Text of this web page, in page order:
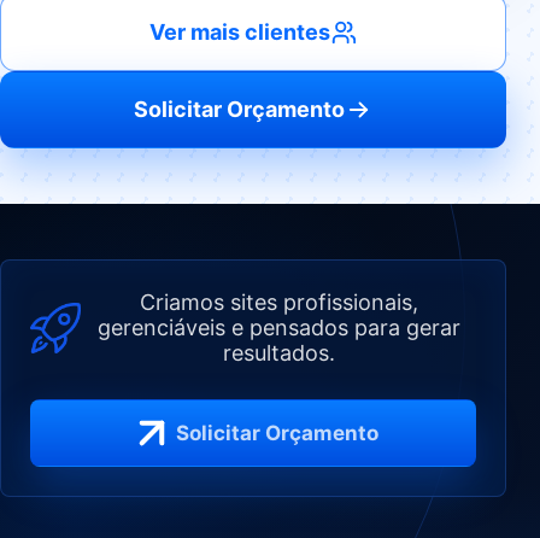
Ver mais clientes
Solicitar Orçamento
Criamos sites profissionais,
gerenciáveis e pensados para gerar
resultados.
Solicitar Orçamento